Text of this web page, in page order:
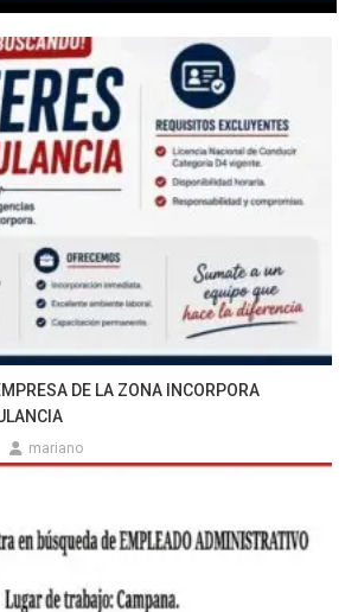
DE LA ZONA INCORPORA
mariano